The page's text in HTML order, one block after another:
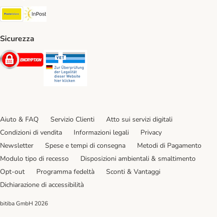
Poste Italiane. Shipping Method
Sicurezza
Security
Aiuto & FAQ Servizio Clienti
Atto sui servizi digitali
Condizioni di vendita
Informazioni legali
Privacy
Newsletter
Spese e tempi di consegna
Metodi di Pagamento
Modulo tipo di recesso
Disposizioni ambientali & smaltimento
Opt-out
Programma fedeltà
Sconti & Vantaggi
Dichiarazione di accessibilità
bitiba GmbH 2026